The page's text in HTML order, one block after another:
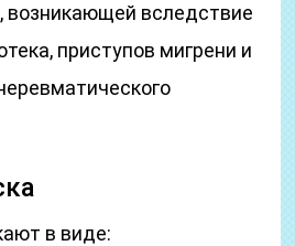
возникающей вследствие
приступов мигрени и
в виде: